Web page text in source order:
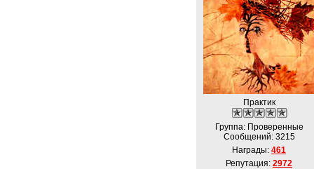
Практик
Группа: Проверенные
Сообщений: 3215
Награды: 461
Репутация: 2972